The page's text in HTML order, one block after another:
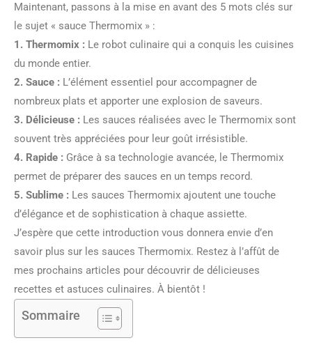
Maintenant, passons à la mise en avant des 5 mots clés sur
le sujet « sauce Thermomix » :
1. Thermomix : Le robot culinaire qui a conquis les cuisines
du monde entier.
2. Sauce : L’élément essentiel pour accompagner de
nombreux plats et apporter une explosion de saveurs.
3. Délicieuse : Les sauces réalisées avec le Thermomix sont
souvent très appréciées pour leur goût irrésistible.
4. Rapide : Grâce à sa technologie avancée, le Thermomix
permet de préparer des sauces en un temps record.
5. Sublime : Les sauces Thermomix ajoutent une touche
d’élégance et de sophistication à chaque assiette.
J’espère que cette introduction vous donnera envie d’en
savoir plus sur les sauces Thermomix. Restez à l’affût de
mes prochains articles pour découvrir de délicieuses
recettes et astuces culinaires. À bientôt !
Sommaire